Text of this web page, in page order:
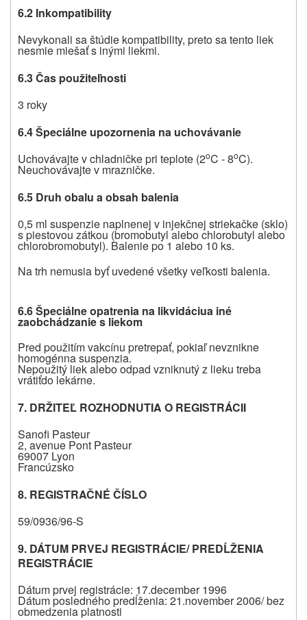
6.2 Inkompatibility
Nevykonali sa štúdie kompatibility, preto sa tento liek
nesmie miešať s inými liekmi.
6.3 Čas použiteľnosti
3 roky
6.4 Špeciálne upozornenia na uchovávanie
Uchovávajte v chladničke pri teplote (2oC - 8oC).
Neuchovávajte v mrazničke.
6.5 Druh obalu a obsah balenia
0,5 ml suspenzie naplnenej v injekčnej striekačke (sklo)
s piestovou zátkou (bromobutyl alebo chlorobutyl alebo
chlorobromobutyl). Balenie po 1 alebo 10 ks.
Na trh nemusia byť uvedené všetky veľkosti balenia.
6.6Špeciálne opatrenia na likvidáciua iné
zaobchádzanie s liekom
Pred použitím vakcínu pretrepať, pokiaľ nevznikne
homogénna suspenzia.
Nepoužitý liekalebo odpad vzniknutý z lieku treba
vrátiťdo lekárne.
7. DRŽITEĽ ROZHODNUTIA O REGISTRÁCII
Sanofi Pasteur
2, avenue Pont Pasteur
69007 Lyon
Francúzsko
8. REGISTRAČNÉ ČÍSLO
59/0936/96-S
9. DÁTUM PRVEJ REGISTRÁCIE/ PREDĹŽENIA
REGISTRÁCIE
Dátum prvej registrácie: 17.december 1996
Dátum posledného predĺženia: 21.november 2006/ bez
obmedzenia platnosti